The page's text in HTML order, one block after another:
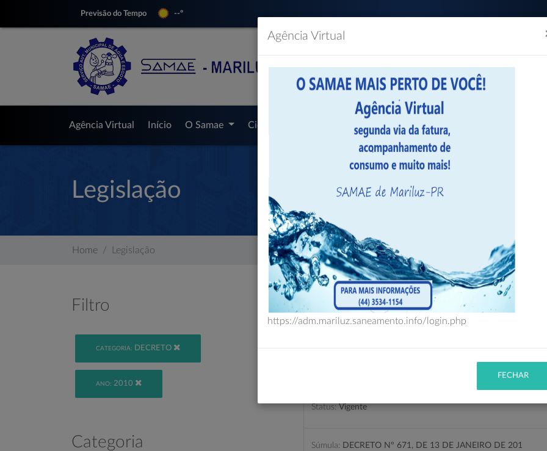
Previsão do Tempo --º
Segunda à Sexta
Agência Virtual Início O Samae Cidadão Imprensa
Legislação
Home Legislação
Filtro
CATEGORIA: DECRETO
ANO: 2010
Categoria
PESQUISA AVANÇADA
Status: Vigente
Súmula: DECRETO Nº 671, DE 13 DE JANEIRO DE 201
Agência Virtual
https://adm.mariluz.saneamento.info/login.php
FECHAR